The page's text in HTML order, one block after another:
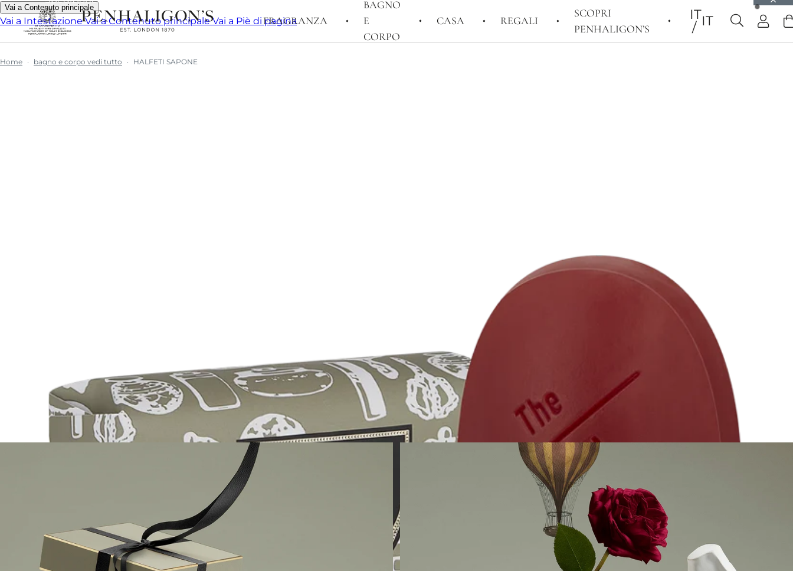
Vai a Contenuto principale
Vai a IntestazioneVai a Contenuto principaleVai a Piè di pagina
FRAGRANZA
BAGNO
E
CORPO
CASA REGALI
SCOPRI
PENHALIGON’S
ITIT
Home bagno e corpo vedi tutto HALFETI SAPONE